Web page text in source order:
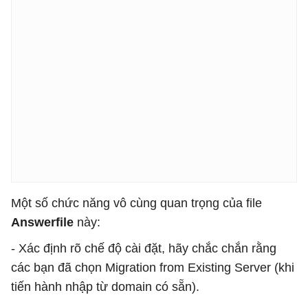
Một số chức năng vô cùng quan trọng của file
Answerfile này:
- Xác định rõ chế độ cài đặt, hãy chắc chắn rằng
các bạn đã chọn Migration from Existing Server (khi
tiến hành nhập từ domain có sẵn).